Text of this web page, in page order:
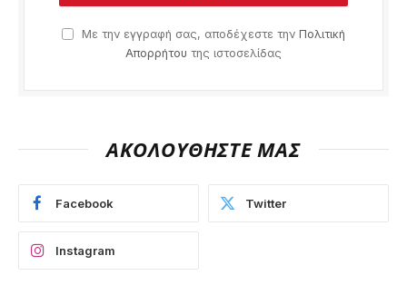
Με την εγγραφή σας, αποδέχεστε την Πολιτική
Απορρήτου της ιστοσελίδας
ΑΚΟΛΟΥΘΗΣΤΕ ΜΑΣ
Facebook Twitter
Instagram